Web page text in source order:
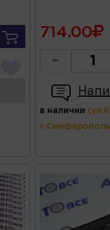
714.00
-
в наличии